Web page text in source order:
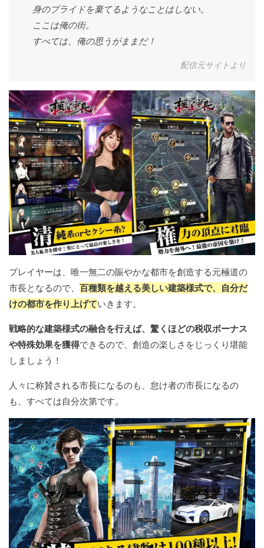
身のプライドを棄てるようなことはしない。
ここは俺の街。
すべては、俺の思うがままだ！
配信元サイトより
プレイヤーは、唯一無二の賑やかな都市を創造する元極道の
市長となるので、 百種類を越える美しい建築様式で、自分だ
けの都市を作り上げていきます。
戦略的な建築様式の融合を行えば、驚くほどの税収ボーナス
や特殊効果を獲得できるので、創造の楽しさをじっくり堪能
しましょう！
人々に称賛される市長になるのも、怠け者の市長になるの
も、すべては自分次第です。